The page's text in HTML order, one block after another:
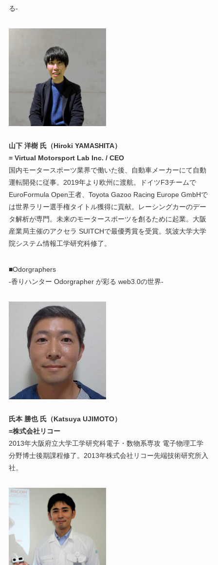
る-
山下 洋樹 氏（Hiroki YAMASHITA）
= Virtual Motorsport Lab Inc. / CEO
国内モータースポーツ業界で働いた後、自動車メーカーにて自動
運転開発に従事。2019年より欧州に渡航。ドイツF3チームで
EuroFormula Open王者、Toyota Gazoo Racing Europe GmbHで
は世界ラリー選手権タイトル獲得に貢献。レーシングカーのデー
タ解析が専門。未来のモータースポーツを創るために起業。大阪
産業局主催のアクセラ SUITCHで最優秀賞を受賞。筑波大学大学
院システム情報工学研究科修了。
■Odorgraphers
-香りハンター Odorgrapher が彩る web3.0の世界-
氏本 勝也 氏（Katsuya UJIMOTO）
=株式会社リコー
2013年大阪府立大学工学研究科電子・数物系専攻 電子物理工学
分野博士後期課程修了。2013年株式会社リコー先端技術研究所入
社。